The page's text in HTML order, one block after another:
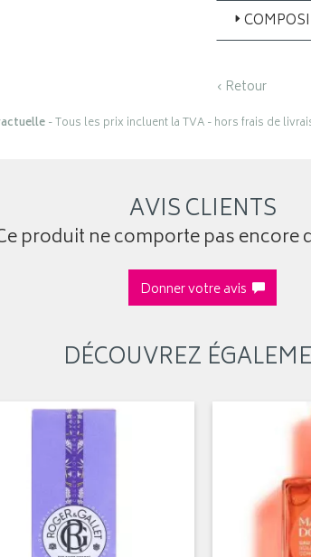
‹ Retour
- Tous les prix incluent la TVA - hors frais de
AVIS CLIENTS
produit ne comporte pas encore
Donner votre avis
DÉCOUVREZ